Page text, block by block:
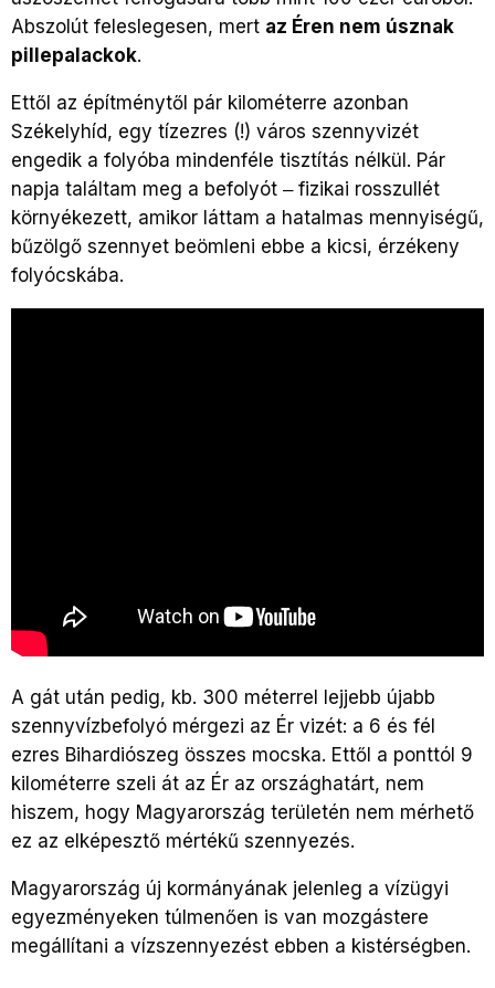
Abszolút feleslegesen, mert az Éren nem úsznak
pillepalackok.
Ettől az építménytől pár kilométerre azonban
Székelyhíd, egy tízezres (!) város szennyvizét
engedik a folyóba mindenféle tisztítás nélkül. Pár
napja találtam meg a befolyót ‒ fizikai rosszullét
környékezett, amikor láttam a hatalmas mennyiségű,
bűzölgő szennyet beömleni ebbe a kicsi, érzékeny
folyócskába.
A gát után pedig, kb. 300 méterrel lejjebb újabb
szennyvízbefolyó mérgezi az Ér vizét: a 6 és fél
ezres Bihardiószeg összes mocska. Ettől a ponttól 9
kilométerre szeli át az Ér az országhatárt, nem
hiszem, hogy Magyarország területén nem mérhető
ez az elképesztő mértékű szennyezés.
Magyarország új kormányának jelenleg a vízügyi
egyezményeken túlmenően is van mozgástere
megállítani a vízszennyezést ebben a kistérségben.